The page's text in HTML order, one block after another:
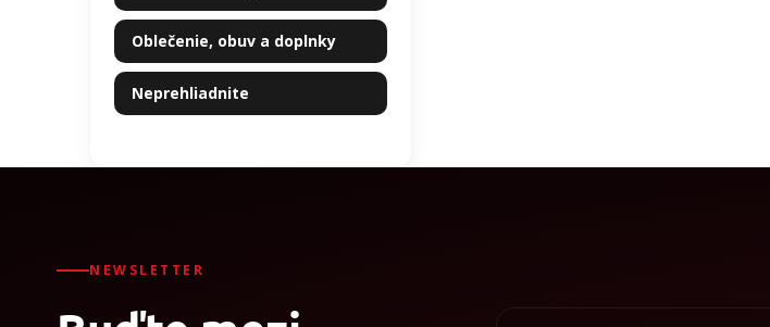
Oblečenie, obuv a doplnky
Neprehliadnite
NEWSLETTER